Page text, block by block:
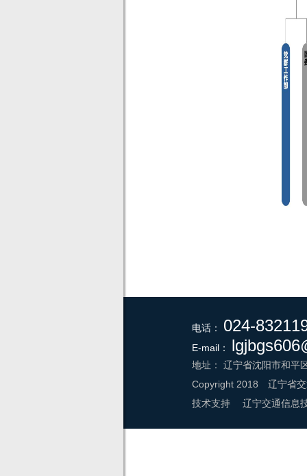
电话： 024-
E-mail：
地址：
辽宁省沈阳市和平
Copyright 2018
辽宁省
技术支持 辽宁交通信息